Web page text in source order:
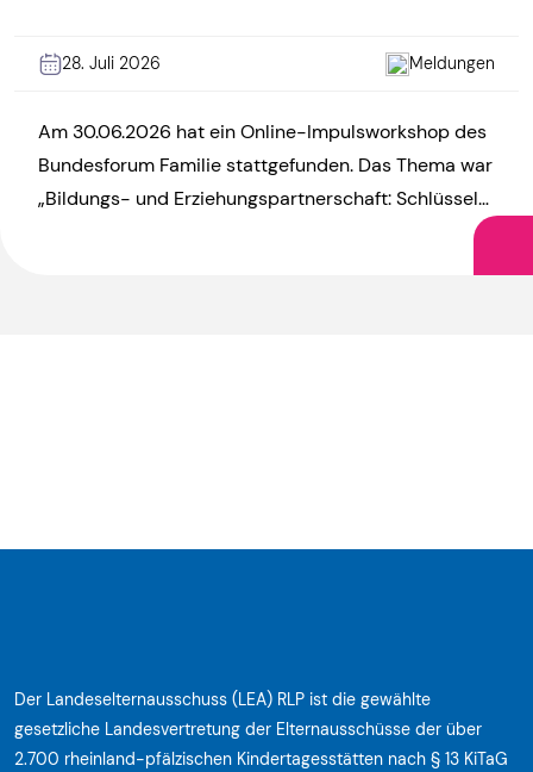
28. Juli 2026 Meldungen
Am 30.06.2026 hat ein Online-Impulsworkshop des
Bundesforum Familie stattgefunden. Das Thema war
„Bildungs- und Erziehungspartnerschaft: Schlüssel
Der Landeselternausschuss (LEA) RLP ist die gewählte
gesetzliche Landesvertretung der Elternausschüsse der über
2.700 rheinland-pfälzischen Kindertagesstätten nach § 13 KiTaG